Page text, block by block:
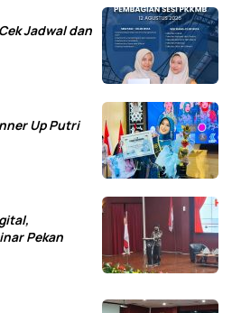
Jadwal dan
Up Putri
Pekan